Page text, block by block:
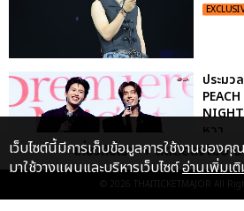
ประมว
หวา...
เคมีดี
เกี่ยวกับเรา ติดต่อลงโฆษณ
© 2026 THAITICKETMAJOR All
เว็บไซต์นี้มีการเก็บข้อมูลการใช้งานของคุ
มาใช้วางแผนและบริหารเว็บไซต์อ่านเพิ่มเ